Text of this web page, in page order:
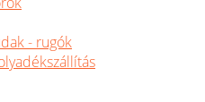
- rugók